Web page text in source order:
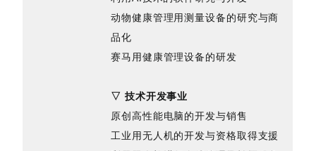
动物健康管理用测量设备的研究与商
品化
赛马用健康管理设备的研发
▽ 技术开发事业
原创高性能电脑的开发与销售
工业用无人机的开发与资格取得支援